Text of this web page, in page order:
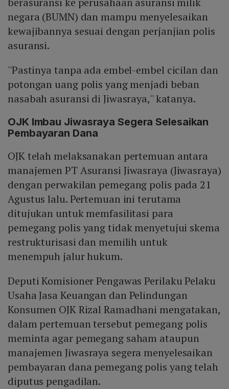
negara (BUMN) dan mampu menyelesaikan
kewajibannya sesuai dengan perjanjian polis
asuransi.
''Pastinya tanpa ada embel-embel cicilan dan
potongan uang polis yang menjadi beban
nasabah asuransi di Jiwasraya,'' katanya.
OJK Imbau Jiwasraya Segera Selesaikan
Pembayaran Dana
OJK telah melaksanakan pertemuan antara
manajemen PT Asuransi Jiwasraya (Jiwasraya)
dengan perwakilan pemegang polis pada 21
Agustus lalu. Pertemuan ini terutama
ditujukan untuk memfasilitasi para
pemegang polis yang tidak menyetujui skema
restrukturisasi dan memilih untuk
menempuh jalur hukum.
Deputi Komisioner Pengawas Perilaku Pelaku
Usaha Jasa Keuangan dan Pelindungan
Konsumen OJK Rizal Ramadhani mengatakan,
dalam pertemuan tersebut pemegang polis
meminta agar pemegang saham ataupun
manajemen Jiwasraya segera menyelesaikan
pembayaran dana pemegang polis yang telah
diputus pengadilan.